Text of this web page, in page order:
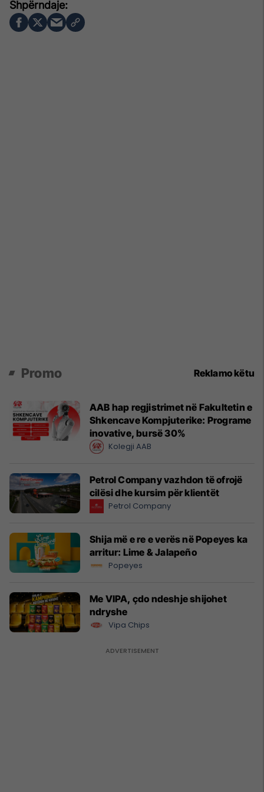
Promo Reklamo këtu
AAB hap regjistrimet në Fakultetin e
Shkencave Kompjuterike: Programe
inovative, bursë 30%
Kolegji AAB
Petrol Company vazhdon të ofrojë
cilësi dhe kursim për klientët
Petrol Company
Shija më e re e verës në Popeyes ka
arritur: Lime & Jalapeño
Popeyes
Me VIPA, çdo ndeshje shijohet
ndryshe
Vipa Chips